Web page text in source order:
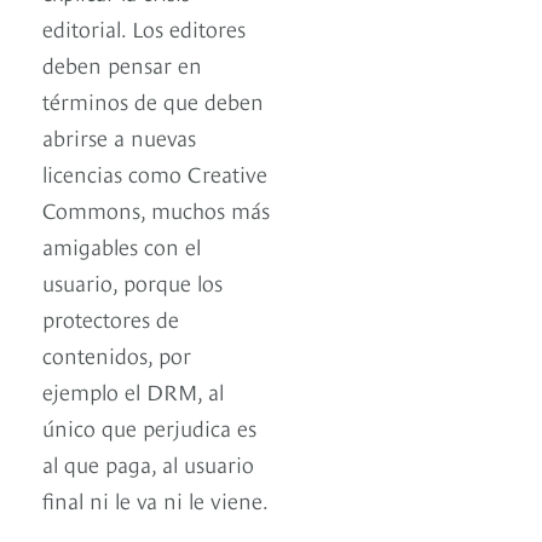
editorial. Los editores
deben pensar en
términos de que deben
abrirse a nuevas
licencias como Creative
Commons, muchos más
amigables con el
usuario, porque los
protectores de
contenidos, por
ejemplo el DRM, al
único que perjudica es
al que paga, al usuario
final ni le va ni le viene.